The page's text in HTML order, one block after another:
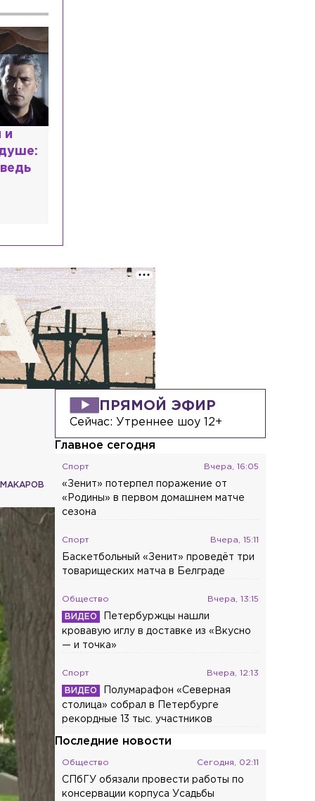
и
ПРЯМОЙ ЭФИР
Сейчас: Утреннее шоу 12+
Главное сегодня
Спорт Вчера, 16:05
«Зенит» потерпел поражение от
«Родины» в первом домашнем матче
сезона
Спорт Вчера, 15:11
Баскетбольный «Зенит» проведёт три
товарищеских матча в Белграде
Общество Вчера, 13:15
Петербуржцы нашли
кровавую иглу в доставке из «Вкусно
— и точка»
Спорт Вчера, 12:13
Полумарафон «Северная
столица» собрал в Петербурге
рекордные 13 тыс. участников
Последние новости
Общество Сегодня, 02:11
СПбГУ обязали провести работы по
консервации корпуса Усадьбы